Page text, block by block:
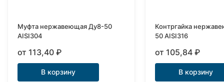
Муфта нержавеющая Ду8-50
AISI304
от 113,40 ₽
В корзину
Контргайка
50 AISI316
от 105,84 ₽
В корзину